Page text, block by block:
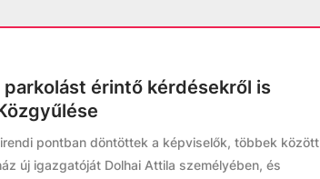
érintő kérdésekről is
pontban döntöttek a képviselők, többek között
új igazgatóját Dolhai Attila személyében, és